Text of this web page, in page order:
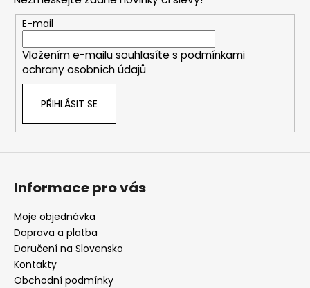
E-mail
Vložením e-mailu souhlasíte s podmínkami
ochrany osobních údajů
PŘIHLÁSIT SE
Informace pro vás
Moje objednávka
Doprava a platba
Doručení na Slovensko
Kontakty
Obchodní podmínky